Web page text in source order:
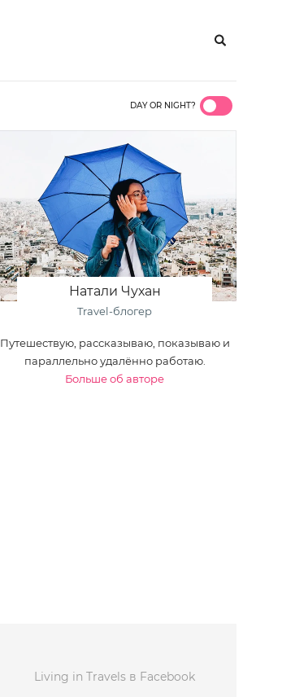
DAY OR NIGHT?
Натали Чухан
Travel-блогер
Путешествую, рассказываю, показываю и
параллельно удалённо работаю.
Больше об авторе
Living in Travels в Facebook